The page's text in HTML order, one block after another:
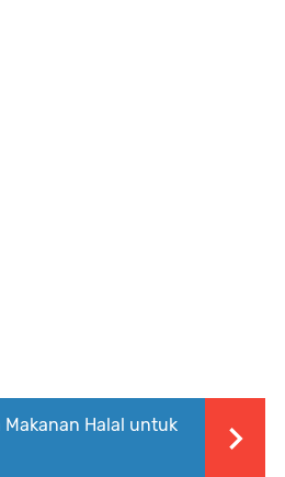
Makanan Halal untuk